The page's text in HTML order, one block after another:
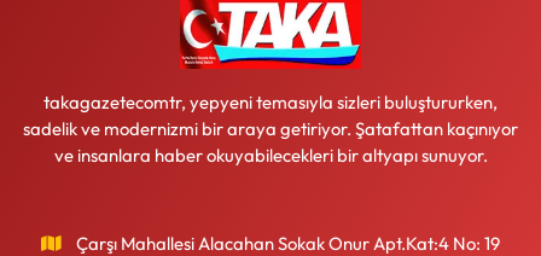
takagazetecomtr, yepyeni temasıyla sizleri buluştururken,
sadelik ve modernizmi bir araya getiriyor. Şatafattan kaçınıyor
ve insanlara haber okuyabilecekleri bir altyapı sunuyor.
Çarşı Mahallesi Alacahan Sokak Onur Apt.Kat:4 No: 19